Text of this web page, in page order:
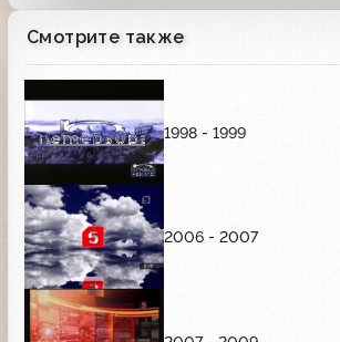
Смотрите также
1998 - 1999
2006 - 2007